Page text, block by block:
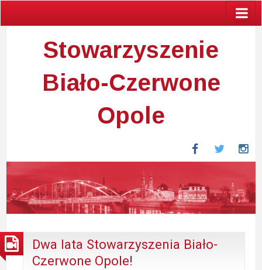
Stowarzyszenie
Biało-Czerwone
Opole
FacebookTwitter
Dwa lata Stowarzyszenia Biało-
Czerwone Opole!